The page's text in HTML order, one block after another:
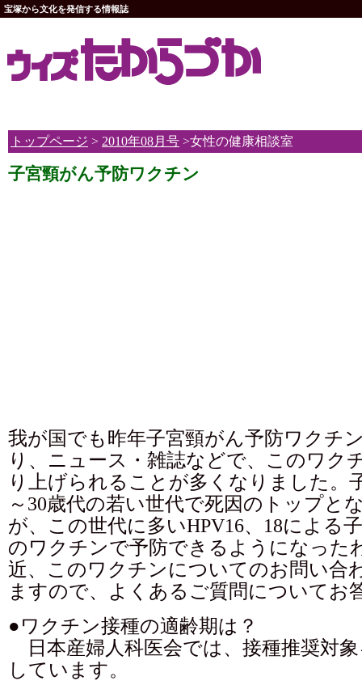
宝塚から文化を発信する情報誌
トップページ > 2010年08月号 >女性の健康相談室
子宮頸がん予防ワクチン
我が国でも昨年子宮頸がん予防ワクチ
り、ニュース・雑誌などで、このワク
り上げられることが多くなりました。
～30歳代の若い世代で死因のトップと
が、この世代に多いHPV16、18による
のワクチンで予防できるようになった
近、このワクチンについてのお問い合
ますので、よくあるご質問についてお
●ワクチン接種の適齢期は？
日本産婦人科医会では、接種推奨対象
しています。